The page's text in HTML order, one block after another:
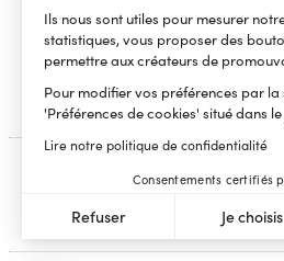
Ils nous sont utiles pour mesurer
statistiques, vous proposer des
permettre aux créateurs de
Pour modifier vos préférences par la
'Préférences de cookies' situé dans
Lire notre politique de confidentialité
Consentements certifiés
Refuser Je choisis
Axeptio consent
Foire
Logo